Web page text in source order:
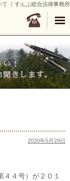
て ｜すんぷ総合法律事務所
2020年5月29日
４号）が２０１